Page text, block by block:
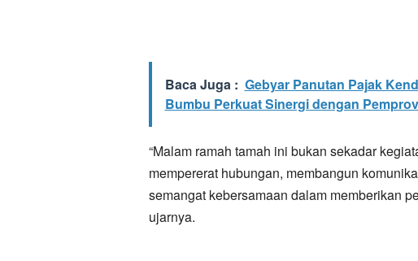
Baca Juga : Gebyar Panutan Pajak
Bumbu Perkuat Sinergi dengan
“Malam ramah tamah ini bukan sekadar
mempererat hubungan, membangun
semangat kebersamaan dalam memberikan
ujarnya.